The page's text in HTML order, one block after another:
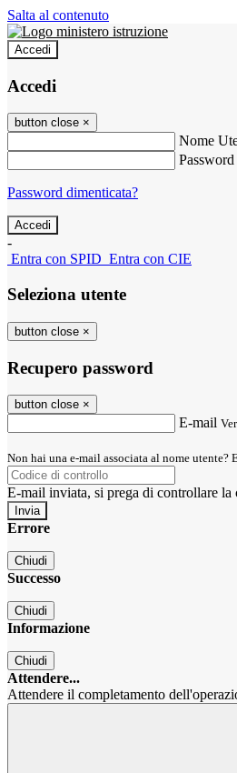
Salta al contenuto
Accedi
Accedi
button close ×
Nome
Password
Password dimenticata?
-
Entra con SPID Entra con CIE
Seleziona utente
button close ×
Recupero password
button close ×
E-mail
Non hai una e-mail associata al nome utente?
E-mail inviata, si prega di controllare la
Errore
Chiudi
Successo
Chiudi
Informazione
Chiudi
Attendere...
Attendere il completamento